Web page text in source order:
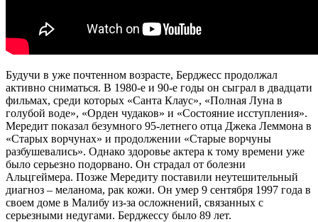
Будучи в уже почтенном возрасте, Берджесс продолжал
активно сниматься. В 1980-е и 90-е годы он сыграл в двадцати
фильмах, среди которых «Санта Клаус», «Полная Луна в
голубой воде», «Орден чудаков» и «Состояние исступления».
Мередит показал безумного 95-летнего отца Джека Леммона в
«Старых ворчунах» и продолжении «Старые ворчуны
разбушевались». Однако здоровье актера к тому времени уже
было серьезно подорвано. Он страдал от болезни
Альцгеймера. Позже Мередиту поставили неутешительный
диагноз – меланома, рак кожи. Он умер 9 сентября 1997 года в
своем доме в Малибу из-за осложнений, связанных с
серьезными недугами. Берджессу было 89 лет.